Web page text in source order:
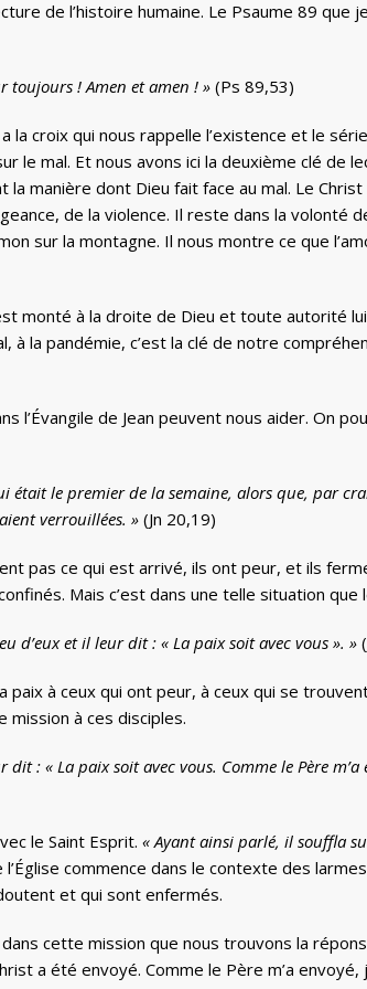
de l’histoire humaine. Le Psaume 89 que
toujours ! Amen et amen ! » (Ps 89,53)
la croix qui nous rappelle l’existence et le
le mal. Et nous avons ici la deuxième clé de
manière dont Dieu fait face au mal. Le
de la violence. Il reste dans la volonté
sur la montagne. Il nous montre ce que
monté à la droite de Dieu et toute autorité
à la pandémie, c’est la clé de notre
l’Évangile de Jean peuvent nous aider. On
était le premier de la semaine, alors que, par
verrouillées. » (Jn 20,19)
pas ce qui est arrivé, ils ont peur, et ils
Mais c’est dans une telle situation que
d’eux et il leur dit : « La paix soit avec vous ». »
paix à ceux qui ont peur, à ceux qui se
mission à ces disciples.
dit : « La paix soit avec vous. Comme le Père
le Saint Esprit. « Ayant ainsi parlé, il souffla
l’Église commence dans le contexte des
et qui sont enfermés.
dans cette mission que nous trouvons la
a été envoyé. Comme le Père m’a